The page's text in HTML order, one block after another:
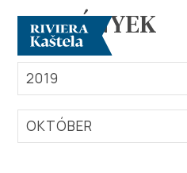
ESEMÉNYEK
2019
OKTÓBER